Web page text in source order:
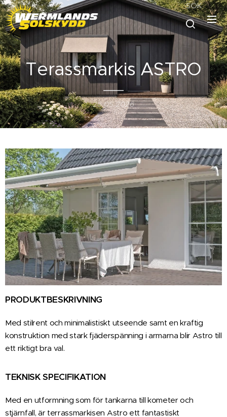
SÖK
Terassmarkis ASTRO
26.05.2026
PRODUKTBESKRIVNING
Med stilrent och minimalistiskt utseende samt en kraftig
konstruktion med stark fjäderspänning i armarna blir Astro till
ett riktigt bra val.
TEKNISK SPECIFIKATION
Med en utformning som för tankarna till kometer och
stjärnfall, är terrassmarkisen Astro ett fantastiskt